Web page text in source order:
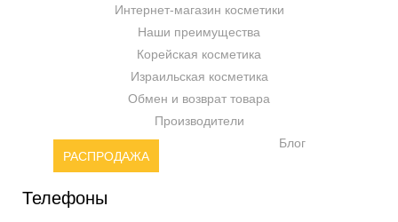
Интернет-магазин косметики
Наши преимущества
Корейская косметика
Израильская косметика
Обмен и возврат товара
Производители
РАСПРОДАЖА
Блог
Телефоны